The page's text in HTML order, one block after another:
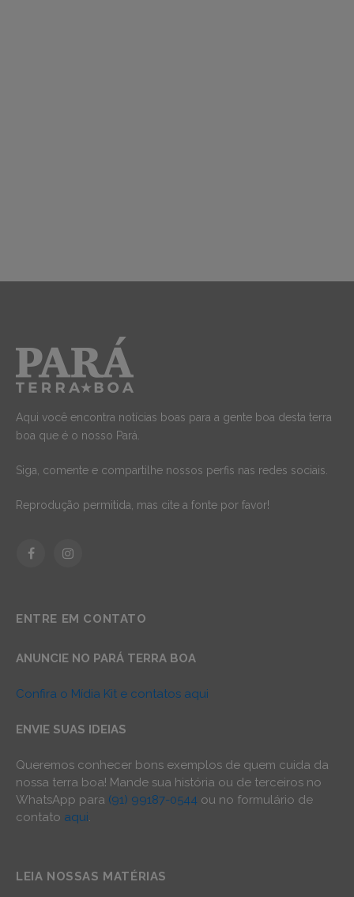
Aqui você encontra notícias boas para a gente boa desta terra
boa que é o nosso Pará.
Siga, comente e compartilhe nossos perfis nas redes sociais.
Reprodução permitida, mas cite a fonte por favor!
FacebookInstagram
ENTRE EM CONTATO
ANUNCIE NO PARÁ TERRA BOA
Confira o Mídia Kit e contatos aqui
ENVIE SUAS IDEIAS
Queremos conhecer bons exemplos de quem cuida da
nossa terra boa! Mande sua história ou de terceiros no
WhatsApp para (91) 99187-0544 ou no formulário de
contato aqui.
LEIA NOSSAS MATÉRIAS